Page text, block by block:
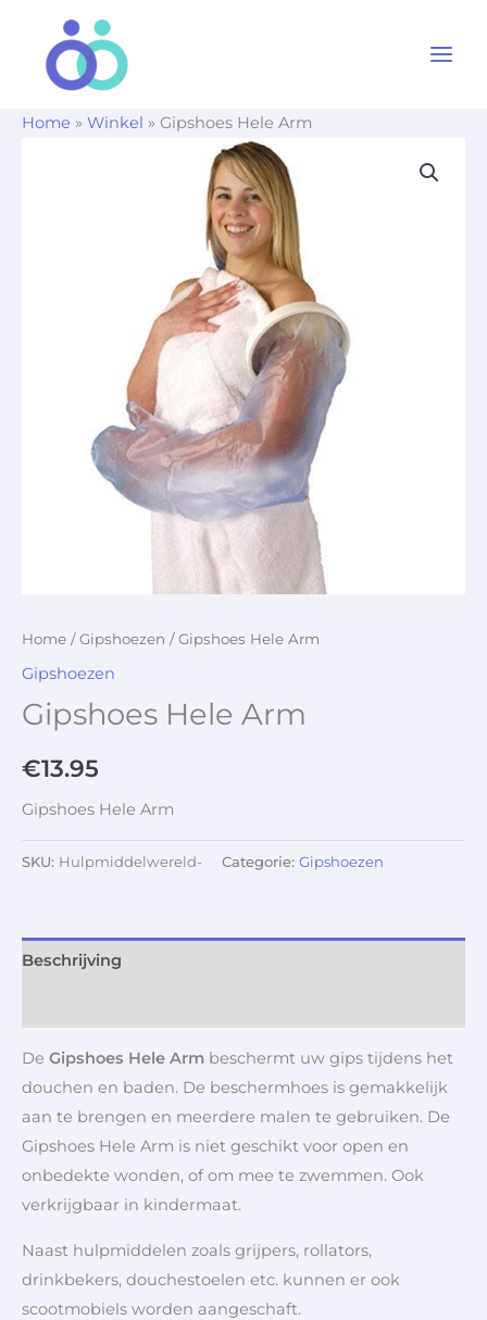
Home » Winkel » Gipshoes Hele Arm
Home /Gipshoezen / Gipshoes Hele Arm
Gipshoezen
Gipshoes Hele Arm
€13.95
Gipshoes Hele Arm
SKU: Hulpmiddelwereld- Categorie: Gipshoezen
Beschrijving
De Gipshoes Hele Arm beschermt uw gips tijdens het
douchen en baden. De beschermhoes is gemakkelijk
aan te brengen en meerdere malen te gebruiken. De
Gipshoes Hele Arm is niet geschikt voor open en
onbedekte wonden, of om mee te zwemmen. Ook
verkrijgbaar in kindermaat.
Naast hulpmiddelen zoals grijpers, rollators,
drinkbekers, douchestoelen etc. kunnen er ook
scootmobiels worden aangeschaft.